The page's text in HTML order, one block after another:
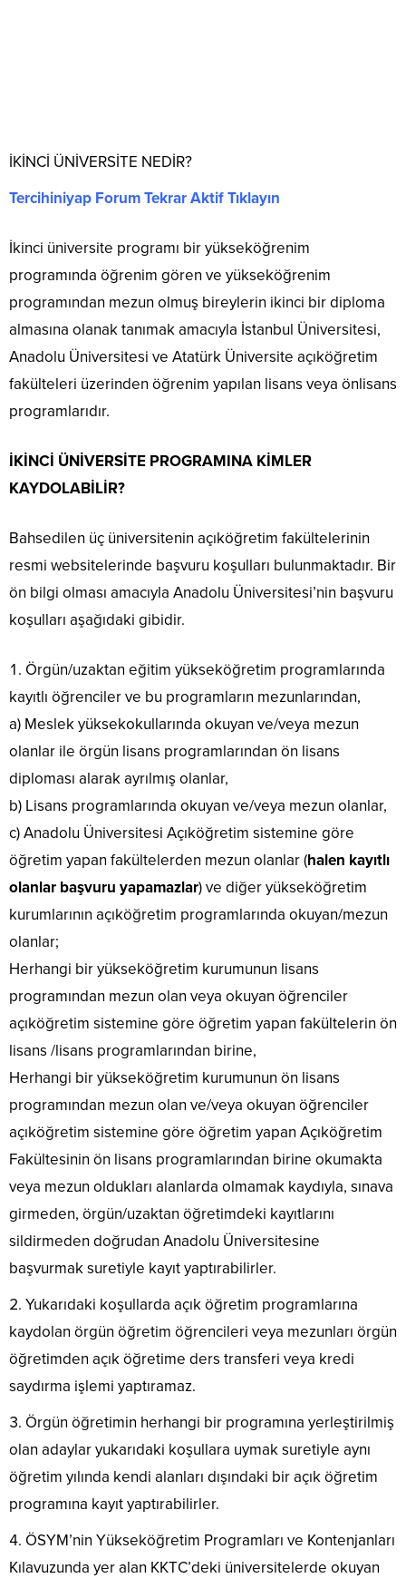
İKİNCİ ÜNİVERSİTE NEDİR?
Tercihiniyap Forum Tekrar Aktif Tıklayın
İkinci üniversite programı bir yükseköğrenim
programında öğrenim gören ve yükseköğrenim
programından mezun olmuş bireylerin ikinci bir diploma
almasına olanak tanımak amacıyla İstanbul Üniversitesi,
Anadolu Üniversitesi ve Atatürk Üniversite açıköğretim
fakülteleri üzerinden öğrenim yapılan lisans veya önlisans
programlarıdır.
İKİNCİ ÜNİVERSİTE PROGRAMINA KİMLER
KAYDOLABİLİR?
Bahsedilen üç üniversitenin açıköğretim fakültelerinin
resmi websitelerinde başvuru koşulları bulunmaktadır. Bir
ön bilgi olması amacıyla Anadolu Üniversitesi’nin başvuru
koşulları aşağıdaki gibidir.
Örgün/uzaktan eğitim yükseköğretim programlarında
kayıtlı öğrenciler ve bu programların mezunlarından,
a) Meslek yüksekokullarında okuyan ve/veya mezun
olanlar ile örgün lisans programlarından ön lisans
diploması alarak ayrılmış olanlar,
b) Lisans programlarında okuyan ve/veya mezun olanlar,
c) Anadolu Üniversitesi Açıköğretim sistemine göre
öğretim yapan fakültelerden mezun olanlar (halen kayıtlı
olanlar başvuru yapamazlar) ve diğer yükseköğretim
kurumlarının açıköğretim programlarında okuyan/mezun
olanlar;
Herhangi bir yükseköğretim kurumunun lisans
programından mezun olan veya okuyan öğrenciler
açıköğretim sistemine göre öğretim yapan fakültelerin ön
lisans /lisans programlarından birine,
Herhangi bir yükseköğretim kurumunun ön lisans
programından mezun olan ve/veya okuyan öğrenciler
açıköğretim sistemine göre öğretim yapan Açıköğretim
Fakültesinin ön lisans programlarından birine okumakta
veya mezun oldukları alanlarda olmamak kaydıyla, sınava
girmeden, örgün/uzaktan öğretimdeki kayıtlarını
sildirmeden doğrudan Anadolu Üniversitesine
başvurmak suretiyle kayıt yaptırabilirler.
Yukarıdaki koşullarda açık öğretim programlarına
kaydolan örgün öğretim öğrencileri veya mezunları örgün
öğretimden açık öğretime ders transferi veya kredi
saydırma işlemi yaptıramaz.
Örgün öğretimin herhangi bir programına yerleştirilmiş
olan adaylar yukarıdaki koşullara uymak suretiyle aynı
öğretim yılında kendi alanları dışındaki bir açık öğretim
programına kayıt yaptırabilirler.
ÖSYM’nin Yükseköğretim Programları ve Kontenjanları
Kılavuzunda yer alan KKTC’deki üniversitelerde okuyan